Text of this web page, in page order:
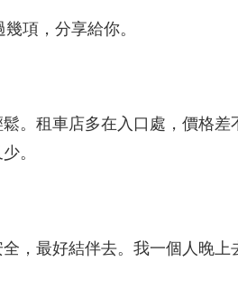
項，分享給你。
。租車店多在入口處，價格差
。
，最好結伴去。我一個人晚上